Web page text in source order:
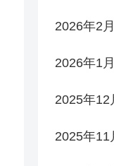
2026年2月
2026年1月
2025年12
2025年11